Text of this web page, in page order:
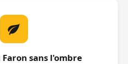
sans l'ombre